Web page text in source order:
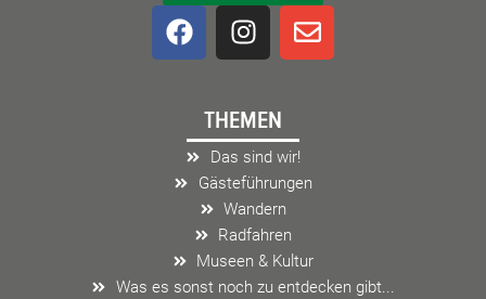
F
a
o
o
I
n
a
g
r
a
m
E
n
p
THEMEN
Das sind wir!
Gästeführungen
Wandern
Radfahren
Museen & Kultur
Was es sonst noch zu entdecken gibt...